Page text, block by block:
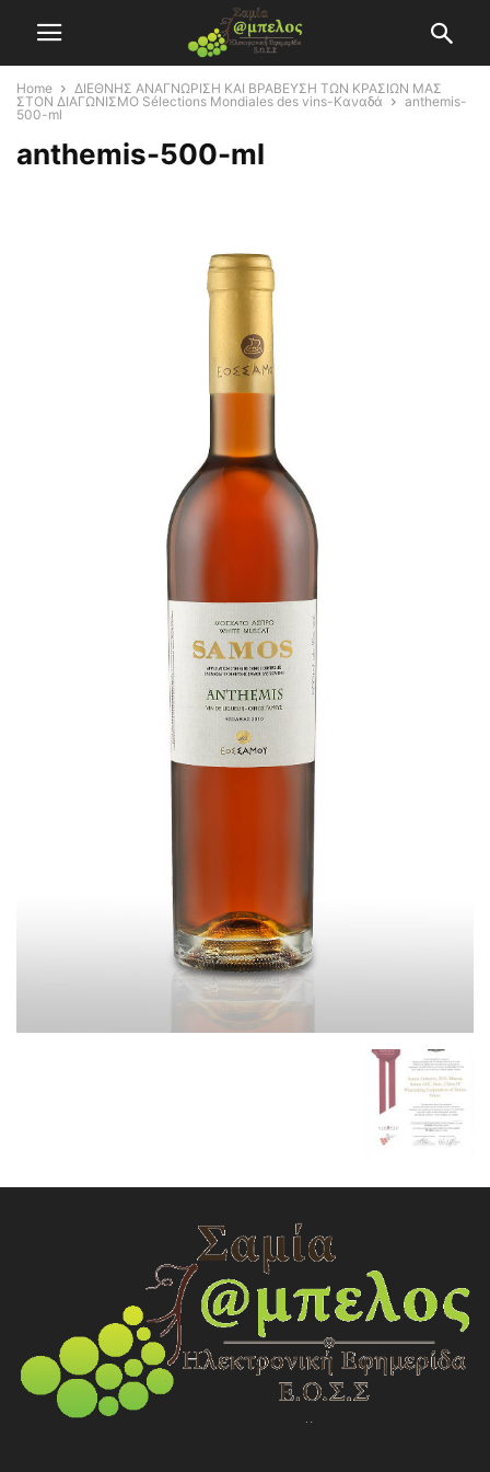
Home
ΔΙΕΘΝΗΣ ΑΝΑΓΝΩΡΙΣΗ ΚΑΙ ΒΡΑΒΕΥΣΗ ΤΩΝ ΚΡΑΣΙΩΝ ΜΑΣ
ΣΤΟΝ ΔΙΑΓΩΝΙΣΜΟ Sélections Mondiales des vins-Καναδά
anthemis-
500-ml
anthemis-500-ml